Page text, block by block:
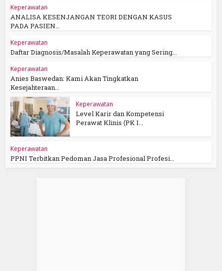
Keperawatan
ANALISA KESENJANGAN TEORI DENGAN KASUS
PADA PASIEN...
Keperawatan
Daftar Diagnosis/Masalah Keperawatan yang Sering...
Keperawatan
Anies Baswedan: Kami Akan Tingkatkan
Kesejahteraan...
Keperawatan
Level Karir dan Kompetensi
Perawat Klinis (PK I...
Keperawatan
PPNI Terbitkan Pedoman Jasa Profesional Profesi...